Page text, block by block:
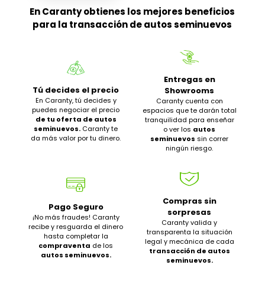
En Caranty obtienes los mejores beneficios
para la transacción de autos seminuevos
Tú decides el precio
En Caranty, tú decides y
puedes negociar el precio
de tu oferta de autos
seminuevos. Caranty te
da más valor por tu dinero.
Entregas en
Showrooms
Caranty cuenta con
espacios que te darán total
tranquilidad para enseñar
o ver los autos
seminuevos sin correr
ningún riesgo.
Pago Seguro
¡No más fraudes! Caranty
recibe y resguarda el dinero
hasta completar la
compraventa de los
autos seminuevos.
Compras sin
sorpresas
Caranty valida y
transparenta la situación
legal y mecánica de cada
transacción de autos
seminuevos.